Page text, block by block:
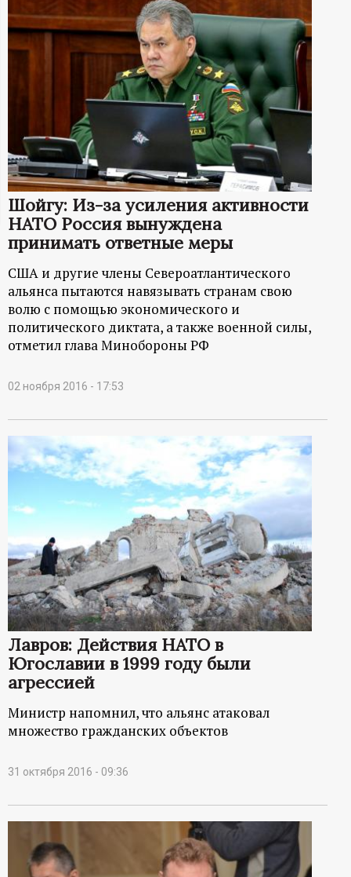
н
ф
о
м
а
ц
и
о
н
н
ы
й
п
о
р
т
а
л
Шойгу: Из-за усиления активности
НАТО Россия вынуждена
принимать ответные меры
США и другие члены Североатлантического
альянса пытаются навязывать странам свою
волю с помощью экономического и
политического диктата, а также военной силы,
отметил глава Минобороны РФ
02 ноября 2016 - 17:53
Лавров: Действия НАТО в
Югославии в 1999 году были
агрессией
Министр напомнил, что альянс атаковал
множество гражданских объектов
31 октября 2016 - 09:36